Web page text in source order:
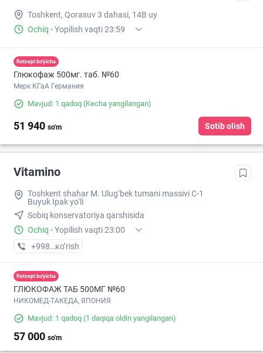
Toshkent, Qorasuv 3 dahasi, 14B uy
Ochiq · Yopilish vaqti 23:59
Retsept bo'yicha
Глюкофаж 500мг. таб. №60
Мерк КГаА Германия
Mavjud: 1 qadoq (Kecha yangilangan)
51 940 so'm Sotib olish
Vitamino
Toshkent shahar M. Ulug‘bek tumani massivi C-1
Buyuk Ipak yo‘li
Sobiq konservatoriya qarshisida
Ochiq · Yopilish vaqti 23:00
+998 (95) XXX-XX-XX
кo’rish
Retsept bo'yicha
ГЛЮКОФАЖ ТАБ 500МГ №60
НИКОМЕД-ТАКЕДА, ЯПОНИЯ
Mavjud: 1 qadoq (1 daqiqa oldin yangilangan)
57 000 so'm